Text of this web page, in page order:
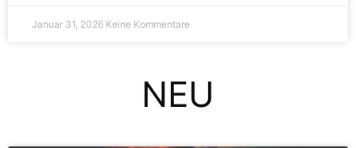
Januar 31, 2026 Keine Kommentare
NEU